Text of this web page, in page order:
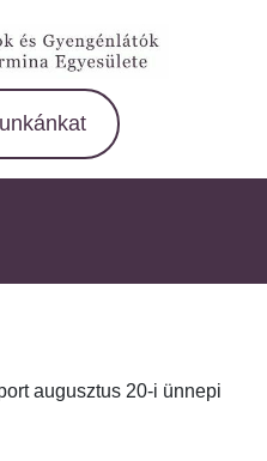
augusztus 20-i ünnepi